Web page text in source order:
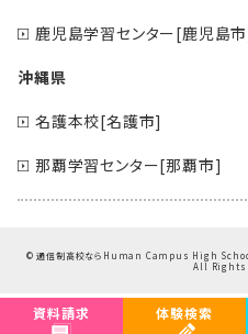
鹿児島学習センター[鹿児島
沖縄県
名護本校[名護市]
那覇学習センター[那覇市]
©通信制高校ならHuman Campus High
All Rights
資料請求 体験検索